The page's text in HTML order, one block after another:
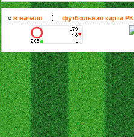
« в начало футбольная карта РК